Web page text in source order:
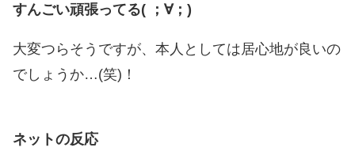
すんごい頑張ってる( ；∀；)
大変つらそうですが、本人としては居心地が良いの
でしょうか…(笑)！
ネットの反応